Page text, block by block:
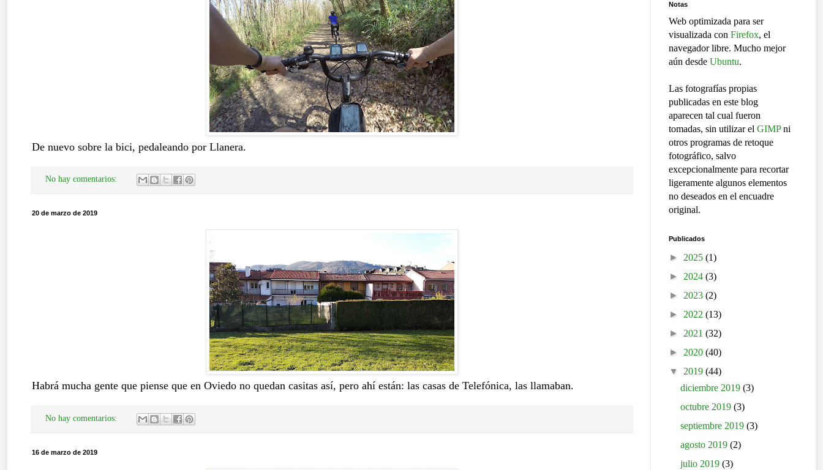
De nuevo sobre la bici, pedaleando por Llanera.
No hay comentarios:
20 de marzo de 2019
Habrá mucha gente que piense que en Oviedo no quedan casitas así, pero ahí están: las casas de Telefónica, las llamaban.
No hay comentarios:
16 de marzo de 2019
Notas
Web optimizada para ser
visualizada con Firefox, el
navegador libre. Mucho mejor
aún desde Ubuntu.
Las fotografías propias
publicadas en este blog
aparecen tal cual fueron
tomadas, sin utilizar el GIMPni
otros programas de retoque
fotográfico, salvo
excepcionalmente para recortar
ligeramente algunos elementos
no deseados en el encuadre
original.
Publicados
► 2025 (1)
► 2024 (3)
► 2023 (2)
► 2022 (13)
► 2021 (32)
► 2020 (40)
▼ 2019 (44)
diciembre 2019(3)
octubre 2019(3)
septiembre 2019(3)
agosto 2019(2)
julio 2019(3)